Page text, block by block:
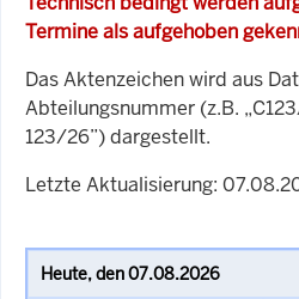
Termine als aufgehoben
Das Aktenzeichen wird aus
Abteilungsnummer (z.B.
123/26”) dargestellt.
Letzte Aktualisierung: